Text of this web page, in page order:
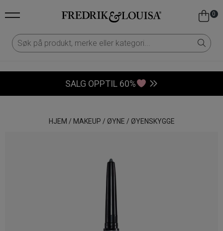
0
SALG OPPTIL 60%
HJEM / MAKEUP / ØYNE / ØYENSKYGGE